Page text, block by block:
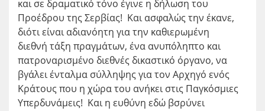
και σε δραματικό τόνο έγινε η δήλωση του
Προέδρου της Σερβίας! Και ασφαλώς την έκανε,
διότι είναι αδιανόητη για την καθιερωμένη
διεθνή τάξη πραγμάτων, ένα ανυπόληπτο και
πατροναρισμένο διεθνές δικαστικό όργανο, να
βγάλει ένταλμα σύλληψης για τον Αρχηγό ενός
Κράτους που η χώρα του ανήκει στις Παγκόσμιες
Υπερδυνάμεις! Και η ευθύνη εδώ βσρύνει